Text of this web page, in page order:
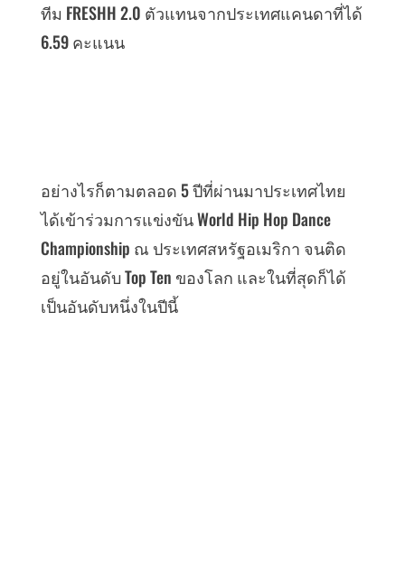
ทีม FRESHH 2.0 ตัวแทนจากประเทศแคนดาที่ได้
6.59 คะแนน
อย่างไรก็ตามตลอด 5 ปีที่ผ่านมาประเทศไทย
ได้เข้าร่วมการแข่งขัน World Hip Hop Dance
Championship ณ ประเทศสหรัฐอเมริกา จนติด
อยู่ในอันดับ Top Ten ของโลก และในที่สุดก็ได้
เป็นอันดับหนึ่งในปีนี้